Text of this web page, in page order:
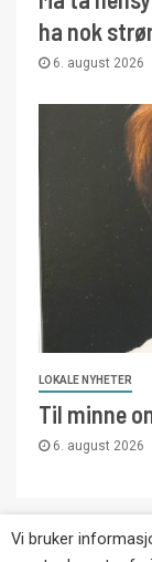
ha nok
6. august 2026
LOKALE NYHETER
Til minne
6. august 2026
Vi bruker